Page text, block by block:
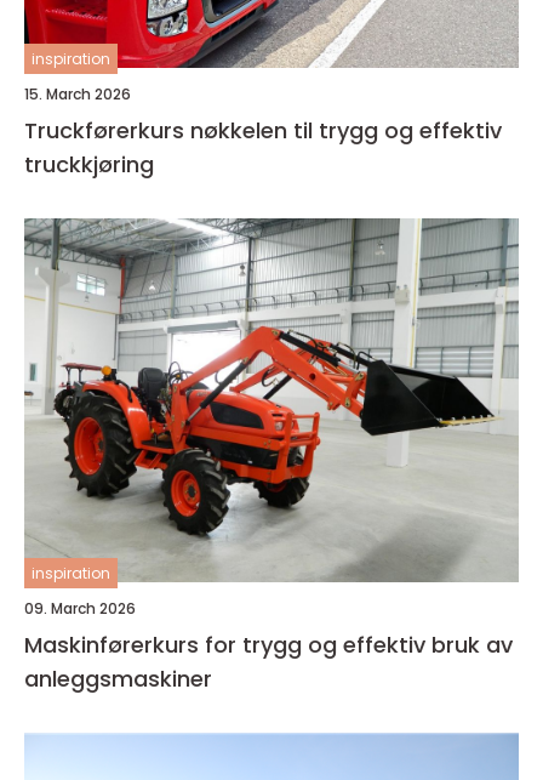
inspiration
15. March 2026
Truckførerkurs nøkkelen til trygg og effektiv
truckkjøring
inspiration
09. March 2026
Maskinførerkurs for trygg og effektiv bruk av
anleggsmaskiner